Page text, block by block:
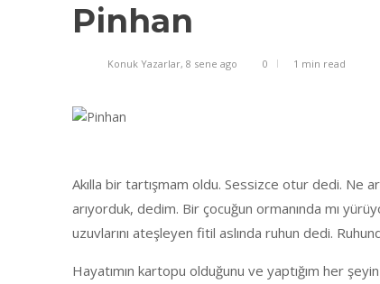
Pinhan
Konuk Yazarlar, 8 sene ago 0 1 min read
Akılla bir tartışmam oldu. Sessizce otur dedi. Ne
arıyorduk, dedim. Bir çocuğun ormanında mı
uzuvlarını ateşleyen fitil aslında ruhun dedi.
Hayatımın kartopu olduğunu ve yaptığım her